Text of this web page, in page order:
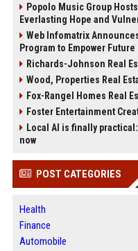
Popolo Music Group
Everlasting Hope and
Web Infomatrix
Program to Empower
Richards-Johnson Real
Wood, Properties Real
Fox-Rangel Homes Real
Foster Entertainment
Local AI is finally
now
POST CATEGORIES
Health
Finance
Automobile